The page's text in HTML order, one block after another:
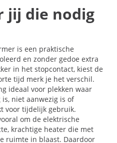
jij die nodig
is een praktische
en zonder gedoe extra
in het stopcontact, kiest de
tijd merk je het verschil.
ideaal voor plekken waar
niet aanwezig is of
voor tijdelijk gebruik.
om de elektrische
krachtige heater die met
ruimte in blaast. Daardoor